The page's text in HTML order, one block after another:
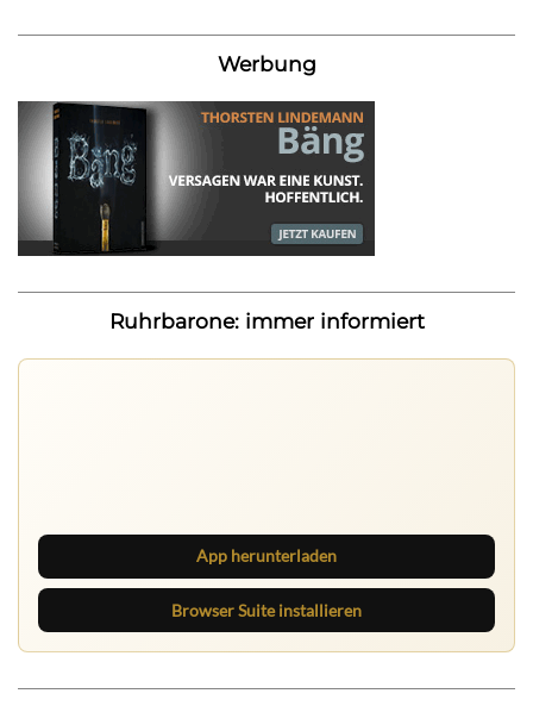
Werbung
Ruhrbarone: immer informiert
App herunterladen
Browser Suite installieren